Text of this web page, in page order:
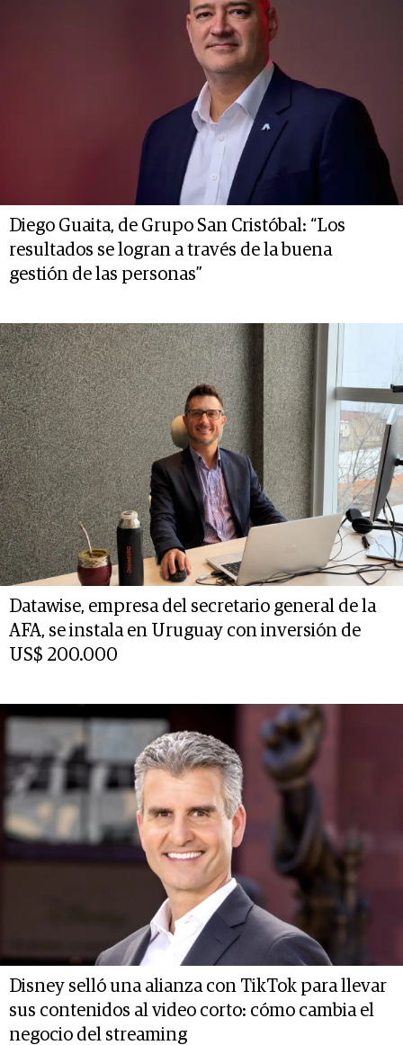
Diego Guaita, de Grupo San Cristóbal: “Los
resultados se logran a través de la buena
gestión de las personas”
Datawise, empresa del secretario general de la
AFA, se instala en Uruguay con inversión de
US$ 200.000
Disney selló una alianza con TikTok para llevar
sus contenidos al video corto: cómo cambia el
negocio del streaming